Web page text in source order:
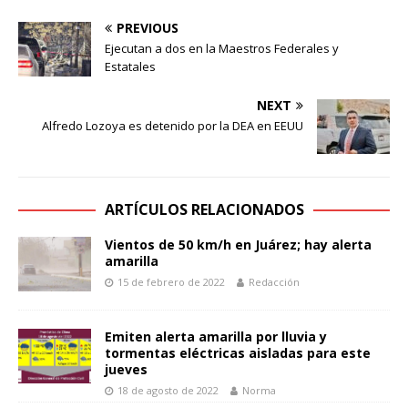
PREVIOUS
Ejecutan a dos en la Maestros Federales y
Estatales
NEXT
Alfredo Lozoya es detenido por la DEA en EEUU
ARTÍCULOS RELACIONADOS
Vientos de 50 km/h en Juárez; hay alerta
amarilla
15 de febrero de 2022 Redacción
Emiten alerta amarilla por lluvia y
tormentas eléctricas aisladas para este
jueves
18 de agosto de 2022 Norma